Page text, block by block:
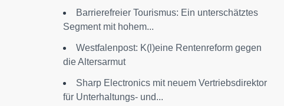
Barrierefreier Tourismus: Ein unterschätztes
Segment mit hohem...
Westfalenpost: K(l)eine Rentenreform gegen
die Altersarmut
Sharp Electronics mit neuem Vertriebsdirektor
für Unterhaltungs- und...